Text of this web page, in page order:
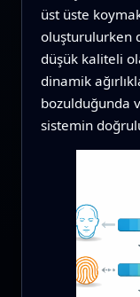
üst üste
oluşturulurken
düşük kaliteli
dinamik
bozulduğunda
sistemin